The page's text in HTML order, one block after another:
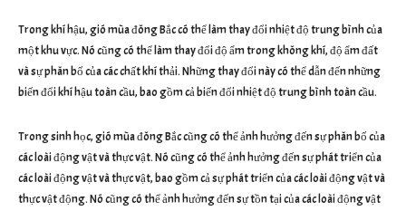
Trong khí hậu, gió mùa đông Bắc có thể làm thay đổi nhiệt độ trung bình của
một khu vực. Nó cũng có thể làm thay đổi độ ẩm trong không khí, độ ẩm đất
và sự phân bố của các chất khí thải. Những thay đổi này có thể dẫn đến những
biến đổi khí hậu toàn cầu, bao gồm cả biến đổi nhiệt độ trung bình toàn cầu.
Trong sinh học, gió mùa đông Bắc cũng có thể ảnh hưởng đến sự phân bố của
các loài động vật và thực vật. Nó cũng có thể ảnh hưởng đến sự phát triển của
các loài động vật và thực vật, bao gồm cả sự phát triển của các loài động vật và
thực vật động. Nó cũng có thể ảnh hưởng đến sự tồn tại của các loài động vật